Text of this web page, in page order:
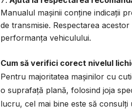
Manualul mașinii conține indicații
de transmisie. Respectarea
performanța vehiculului.
Cum să verifici corect nivelul
Pentru majoritatea mașinilor cu
o suprafață plană, folosind joja
lucru, cel mai bine este să